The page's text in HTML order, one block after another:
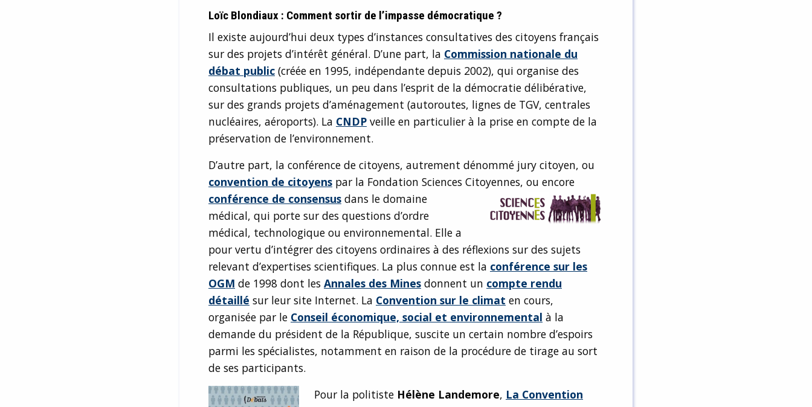
Loïc Blondiaux : Comment sortir de l’impasse démocratique ?
Il existe aujourd’hui deux types d’instances consultatives des citoyens français
sur des projets d’intérêt général. D’une part, la Commission nationale du
débat public (créée en 1995, indépendante depuis 2002), qui organise des
consultations publiques, un peu dans l’esprit de la démocratie délibérative,
sur des grands projets d’aménagement (autoroutes, lignes de TGV, centrales
nucléaires, aéroports). La CNDP veille en particulier à la prise en compte de la
préservation de l’environnement.
D’autre part, la conférence de citoyens, autrement dénommé jury citoyen, ou
convention de citoyens par la Fondation Sciences Citoyennes, ou encore
conférence de consensus dans le domaine
médical, qui porte sur des questions d’ordre
médical, technologique ou environnemental. Elle a
pour vertu d’intégrer des citoyens ordinaires à des réflexions sur des sujets
relevant d’expertises scientifiques. La plus connue est la conférence sur les
OGM de 1998 dont les Annales des Mines donnent un compte rendu
détaillé sur leur site Internet. La Convention sur le climat en cours,
organisée par le Conseil économique, social et environnemental à la
demande du président de la République, suscite un certain nombre d’espoirs
parmi les spécialistes, notamment en raison de la procédure de tirage au sort
de ses participants.
Pour la politiste Hélène Landemore, La Convention